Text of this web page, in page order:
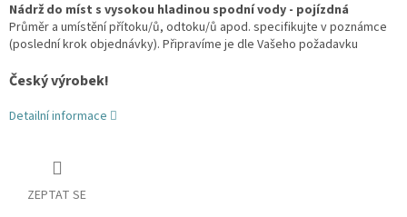
Nádrž do míst s vysokou hladinou spodní vody - pojízdná
Průměr a umístění přítoku/ů, odtoku/ů apod. specifikujte v poznámce
(poslední krok objednávky). Připravíme je dle Vašeho požadavku
Český výrobek!
Detailní informace
ZEPTAT SE